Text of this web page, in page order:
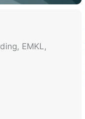
EMKL,